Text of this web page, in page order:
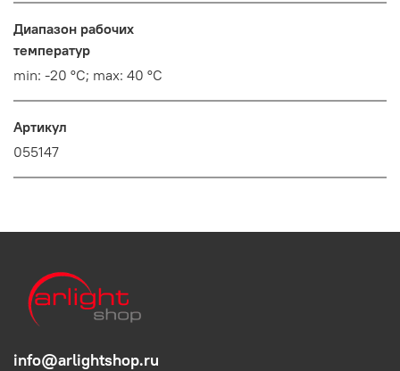
Диапазон рабочих
температур
min: -20 °C; max: 40 °C
Артикул
055147
info@arlightshop.ru